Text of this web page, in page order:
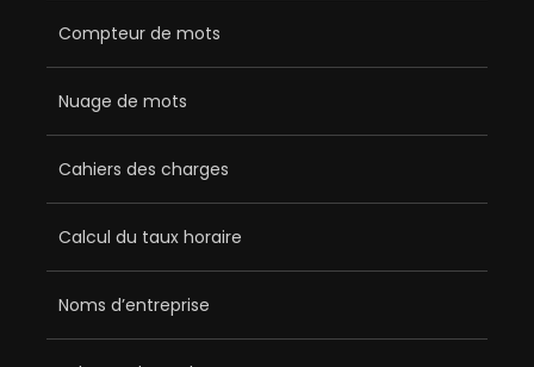
Compteur de mots
Nuage de mots
Cahiers des charges
Calcul du taux horaire
Noms d’entreprise